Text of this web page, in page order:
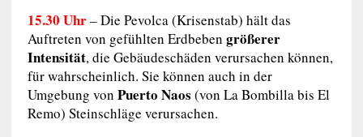
15.30 Uhr– Die Pevolca (Krisenstab) hält das
Auftreten von gefühlten Erdbeben größerer
Intensität, die Gebäudeschäden verursachen können,
für wahrscheinlich. Sie können auch in der
Umgebung von Puerto Naos (von La Bombilla bis El
Remo) Steinschläge verursachen.